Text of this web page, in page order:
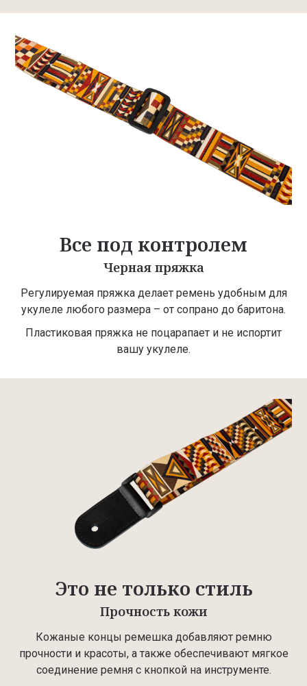
Все под контролем
Черная пряжка
Регулируемая пряжка делает ремень удобным для
укулеле любого размера – от сопрано до баритона.
Пластиковая пряжка не поцарапает и не испортит
вашу укулеле.
Это не только стиль
Прочность кожи
Кожаные концы ремешка добавляют ремню
прочности и красоты, а также обеспечивают мягкое
соединение ремня с кнопкой на инструменте.